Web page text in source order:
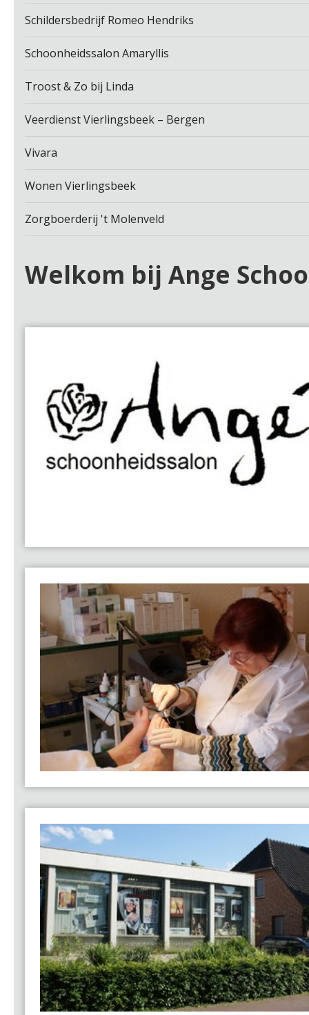
Schildersbedrijf Romeo Hendriks
Schoonheidssalon Amaryllis
Troost & Zo bij Linda
Veerdienst Vierlingsbeek – Bergen
Vivara
Wonen Vierlingsbeek
Zorgboerderij 't Molenveld
Welkom bij Ange